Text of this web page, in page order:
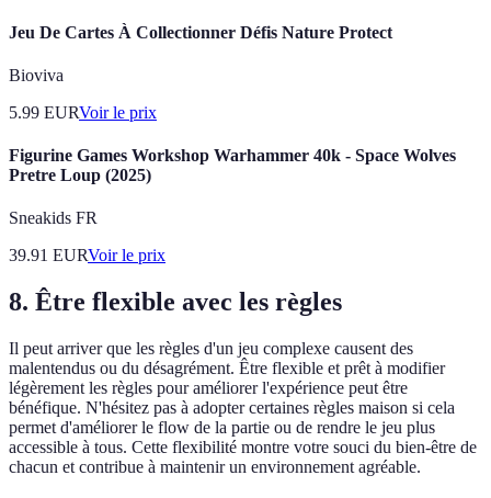
Jeu De Cartes À Collectionner Défis Nature Protect
Bioviva
5.99 EURVoir le prix
Figurine Games Workshop Warhammer 40k - Space Wolves
Pretre Loup (2025)
Sneakids FR
39.91 EURVoir le prix
8. Être flexible avec les règles
Il peut arriver que les règles d'un jeu complexe causent des
malentendus ou du désagrément. Être flexible et prêt à modifier
légèrement les règles pour améliorer l'expérience peut être
bénéfique. N'hésitez pas à adopter certaines règles maison si cela
permet d'améliorer le flow de la partie ou de rendre le jeu plus
accessible à tous. Cette flexibilité montre votre souci du bien-être de
chacun et contribue à maintenir un environnement agréable.